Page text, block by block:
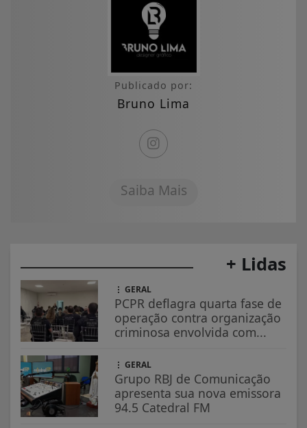
Publicado por:
Bruno Lima
Saiba Mais
+ Lidas
GERAL
PCPR deflagra quarta fase de
operação contra organização
criminosa envolvida com...
GERAL
Grupo RBJ de Comunicação
apresenta sua nova emissora
94.5 Catedral FM